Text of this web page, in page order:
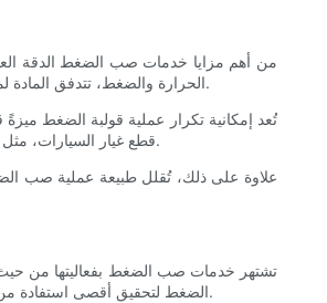
من أهم مزايا خدمات صب الضغط الدقة
الحرارة والضغط، تتدفق المادة لملء القالب بالكامل، مُتصلبةً بالشكل المطلوب. تضمن هذه العملية المُتحكم بها تفاوتات دقيقة وتجانسًا في كل جزء مُنتج، وهو أمرٌ أساسي في الصناعات التي تتطلب معايير دقيقة.
تُعد إمكانية تكرار عملية قولبة الضغط
قطع غيار السيارات، مثل الموصلات الكهربائية والمكونات الموجودة أسفل غطاء المحرك، بشكل كبير من هذا الاتساق، حيث قد تؤدي أي انحرافات في الأبعاد إلى أعطال تشغيلية أو مخاوف تتعلق بالسلامة.
علاوة على ذلك، تُقلل طبيعة عملية صب
تشتهر خدمات صب الضغط بفعاليتها من حيث
الضغط لتحقيق أقصى استفادة من المواد الخام. ولأن كمية المواد المُحمّلة في القالب محددة بدقة فقط، يتم تقليل الوميض الزائد - أو الفائض - إلى أدنى حد، مما يقلل الهدر ويجعل العملية صديقة للبيئة واقتصادية.